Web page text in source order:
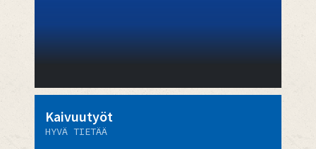
Kaivuutyöt
HYVÄ TIETÄÄ